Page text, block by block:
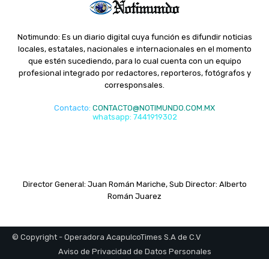
Notimundo: Es un diario digital cuya función es difundir noticias
locales, estatales, nacionales e internacionales en el momento
que estén sucediendo, para lo cual cuenta con un equipo
profesional integrado por redactores, reporteros, fotógrafos y
corresponsales.
Contacto: CONTACTO@NOTIMUNDO.COM.MX
whatsapp: 7441919302
Director General: Juan Román Mariche, Sub Director: Alberto
Román Juarez
© Copyright - Operadora AcapulcoTimes S.A de C.V
Aviso de Privacidad de Datos Personales